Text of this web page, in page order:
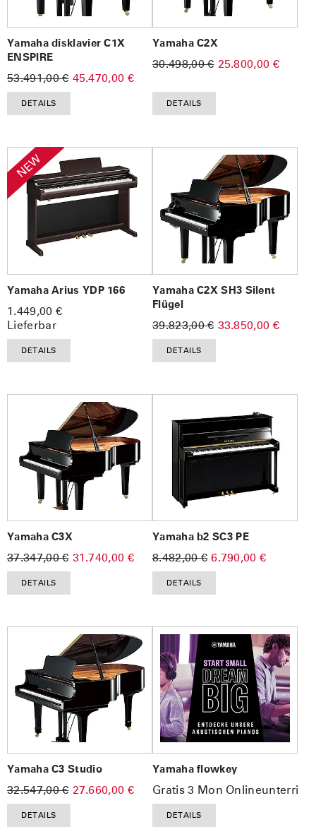
Yamaha disklavier C1X
ENSPIRE
53.491,00 € 45.470,00 €
DETAILS
Yamaha C2X
30.498,00 € 25.800,00 €
DETAILS
NEW
Yamaha Arius YDP 166
1.449,00 €
Lieferbar
DETAILS
Yamaha C2X SH3 Silent
Flügel
39.823,00 € 33.850,00 €
DETAILS
Yamaha C3X
37.347,00 € 31.740,00 €
DETAILS
Yamaha b2 SC3 PE
8.482,00 € 6.790,00 €
DETAILS
Yamaha C3 Studio
32.547,00 € 27.660,00 €
DETAILS
Yamaha flowkey
Gratis 3 Mon
DETAILS